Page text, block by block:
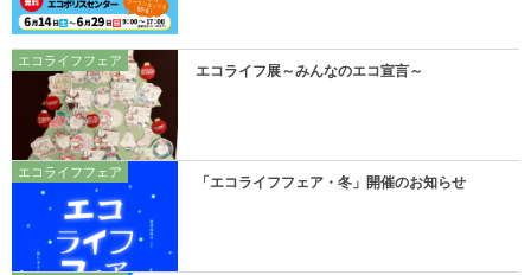
エコライフフェア
エコライフ展～みんなのエコ宣言～
エコライフフェア
「エコライフフェア・冬」開催のお知らせ